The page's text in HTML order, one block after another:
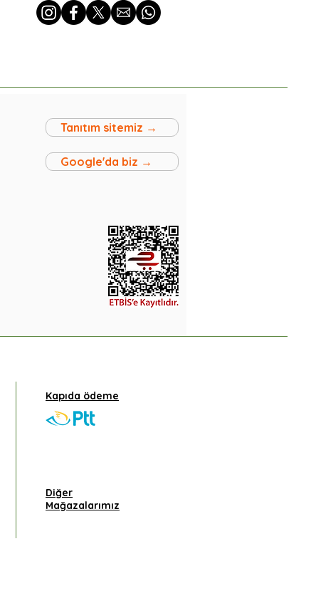
Tanıtım sitemiz →
Google'da biz →
Kapıda ödeme
Diğer
Mağazalarımız